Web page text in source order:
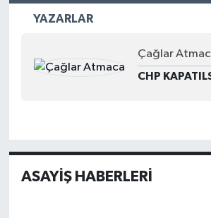
YAZARLAR
Çağlar
CHP
ASAYİŞ HABERLERİ